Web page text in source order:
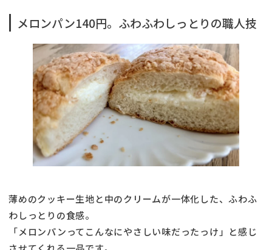
メロンパン140円。ふわふわしっとりの職人技
薄めのクッキー生地と中のクリームが一体化した、ふわふ
わしっとりの食感。
「メロンパンってこんなにやさしい味だったっけ」と感じ